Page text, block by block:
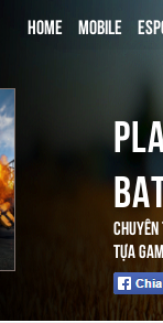
HOME MOBILE
TỰA